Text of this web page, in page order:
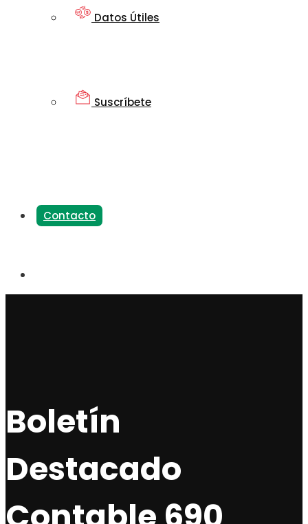
Datos Útiles
Suscríbete
Contacto
Boletín
Destacado